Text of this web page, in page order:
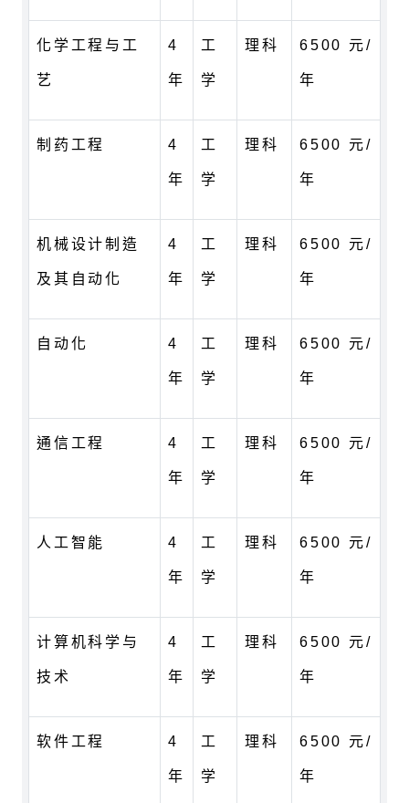
化学工程与工
艺
4
年
工
学
理科 6500 元/
年
制药工程 4
年
工
学
理科 6500 元/
年
机械设计制造
及其自动化
4
年
工
学
理科 6500 元/
年
自动化 4
年
工
学
理科 6500 元/
年
通信工程 4
年
工
学
理科 6500 元/
年
人工智能 4
年
工
学
理科 6500 元/
年
计算机科学与
技术
4
年
工
学
理科 6500 元/
年
软件工程 4
年
工
学
理科 6500 元/
年